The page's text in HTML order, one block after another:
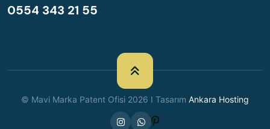
0554 343 21 55
© Mavi Marka Patent Ofisi 2026 I Tasarım Ankara Hosting